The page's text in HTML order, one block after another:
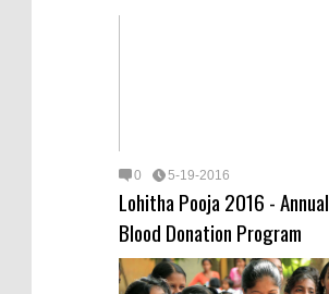
0 5-19-2016
Lohitha Pooja 2016 - Annual
Blood Donation Program